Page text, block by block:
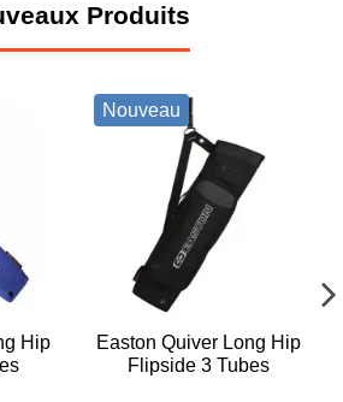
Produits
Hip
Nouveau
Easton Quiver Long Hip
Flipside 3 Tubes